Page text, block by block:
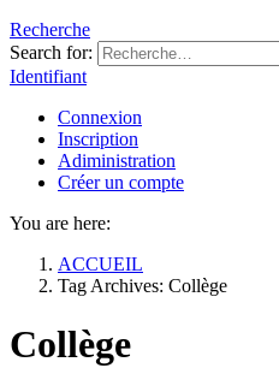
Recherche
Search for:
Identifiant
Connexion
Inscription
Adiministration
Créer un compte
You are here:
ACCUEIL
Tag Archives: Collège
Collège